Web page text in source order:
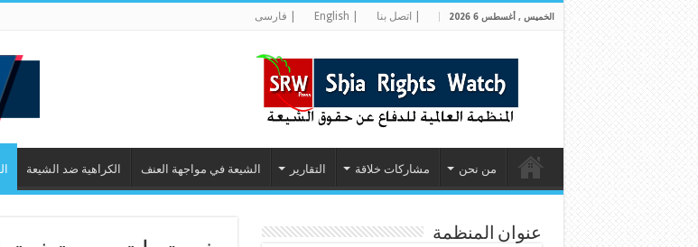
الخميس , أغسطس 6 2026 | اتصل بنا | فارسى
من نحن مشاركات خلاقة التقارير الشيعة في مواجهة العنف الكراهية ضد الشيعة
عنوان المنظمة